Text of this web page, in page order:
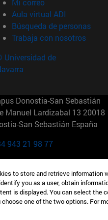
Mi correo
Aula virtual ADI (abre en
Búsqueda de personas
Trabaja con nosotros(abre
Universidad de
Donostia-San Sebastián
Manuel Lardizabal 13 20018
San Sebastián España
943 21 98 77
57th St 10019-2201 Nueva
646 346 8850
to store and retrieve information
you as a user, obtain
is displayed. You can select the
one of the two options. For